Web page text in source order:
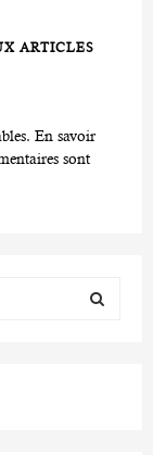
ARTICLES
En savoir
sont